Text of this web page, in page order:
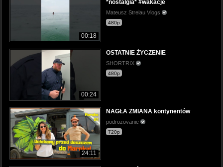
00:18
*nostalgia* #wakacje
Mateusz Strelau Vlogs
480p
00:24
OSTATNIE ŻYCZENIE
SHORTRIX
480p
24:11
NAGŁA ZMIANA kontynentów
podrozovanie
720p